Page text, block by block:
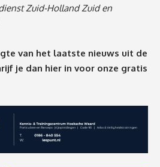
Zuid-Holland Zuid en
van het laatste nieuws uit de
je dan hier in voor onze gratis